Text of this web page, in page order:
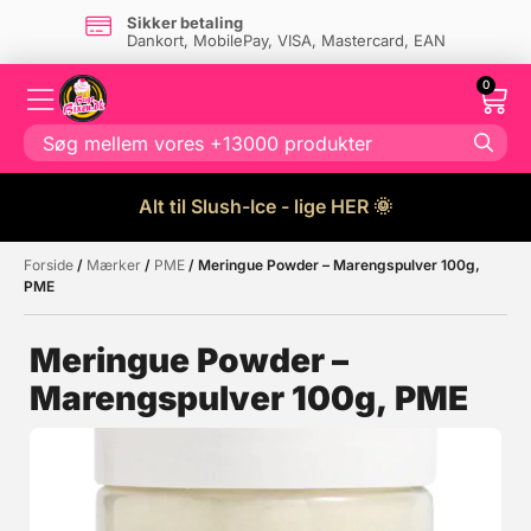
Sikker betaling
Dankort, MobilePay, VISA, Mastercard, EAN
0
Alt til Slush-Ice - lige HER 🌞
Måske kunne nogle af disse
Tilbud
Forside / Mærker / PME / Meringue Powder – Marengspulver 100g,
PME
Meringue Powder –
Marengspulver 100g, PME